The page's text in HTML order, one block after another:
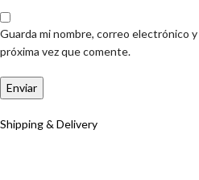
Guarda mi nombre, correo electrónico
próxima vez que comente.
Shipping & Delivery